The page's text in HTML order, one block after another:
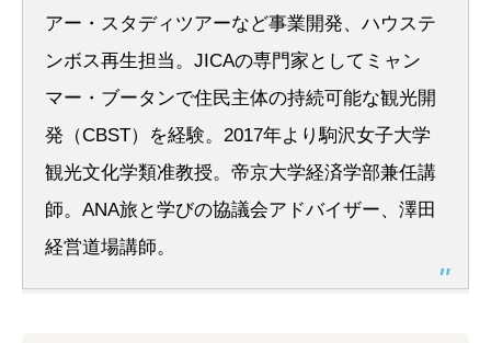
アー・スタディツアーなど事業開発、ハウステ
ンボス再生担当。JICAの専門家としてミャン
マー・ブータンで住民主体の持続可能な観光開
発（CBST）を経験。2017年より駒沢女子大学
観光文化学類准教授。帝京大学経済学部兼任講
師。ANA旅と学びの協議会アドバイザー、澤田
経営道場講師。